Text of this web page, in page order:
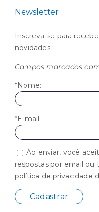
Newsletter
Inscreva-se para
novidades.
Campos marcados
*Nome:
*E-mail:
Ao enviar, você
respostas por email ou
política de privacidade